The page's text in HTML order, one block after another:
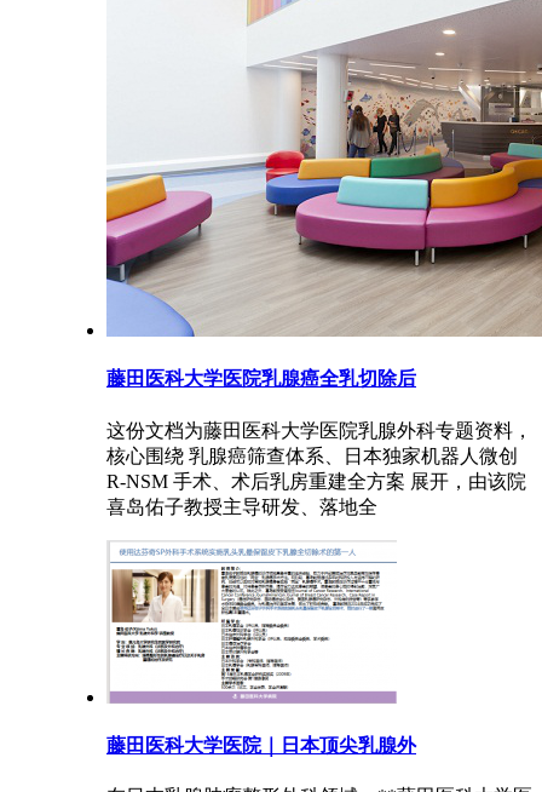
藤田医科大学医院乳腺癌全乳切除后
这份文档为藤田医科大学医院乳腺外科专题资料，
核心围绕 乳腺癌筛查体系、日本独家机器人微创
R-NSM 手术、术后乳房重建全方案 展开，由该院
喜岛佑子教授主导研发、落地全
藤田医科大学医院｜日本顶尖乳腺外